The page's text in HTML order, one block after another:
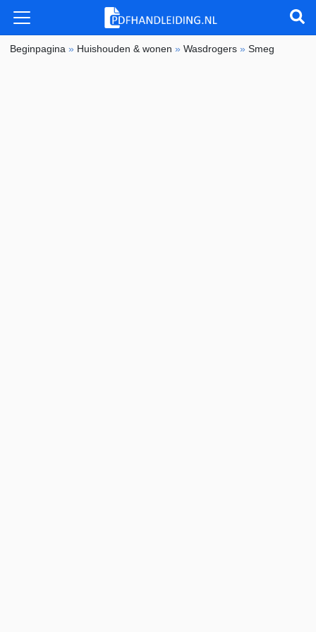
Beginpagina » Huishouden & wonen »Wasdrogers »Smeg